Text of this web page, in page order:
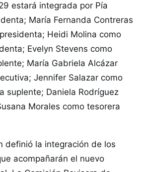
estará integrada por Pía
María Fernanda Contreras
Heidi Molina como
Evelyn Stevens como
María Gabriela Alcázar
Jennifer Salazar como
suplente; Daniela Rodríguez
Morales como tesorera
definió la integración de los
acompañarán el nuevo